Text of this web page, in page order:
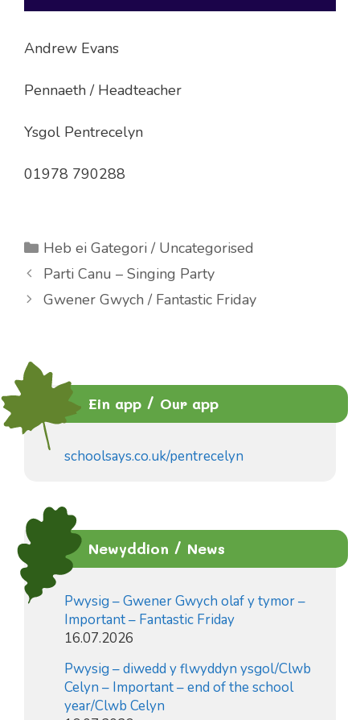
Andrew Evans
Pennaeth / Headteacher
Ysgol Pentrecelyn
01978 790288
Categories
Heb ei Gategori / Uncategorised
Parti Canu – Singing Party
Gwener Gwych / Fantastic Friday
Ein app / Our app
schoolsays.co.uk/pentrecelyn
Newyddion / News
Pwysig – Gwener Gwych olaf y tymor –
Important – Fantastic Friday
16.07.2026
Pwysig – diwedd y flwyddyn ysgol/Clwb
Celyn – Important – end of the school
year/Clwb Celyn